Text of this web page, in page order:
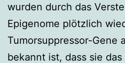
wurden durch das
Epigenome plötzlich
Tumorsuppressor-Gene
bekannt ist, dass sie